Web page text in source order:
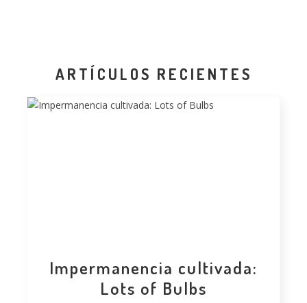
ARTÍCULOS RECIENTES
Impermanencia cultivada:
Lots of Bulbs